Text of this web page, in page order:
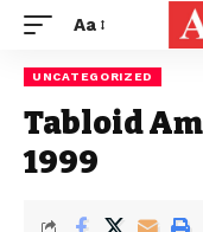
Aa
UNCATEGORIZED
Tabloid
1999